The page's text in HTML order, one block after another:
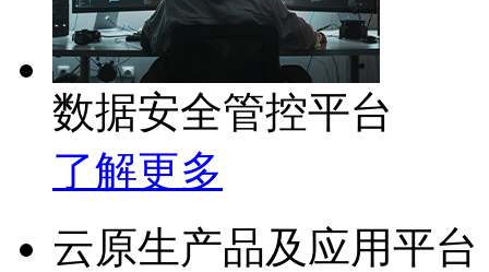
数据安全管控平台
了解更多
云原生产品及应用平台